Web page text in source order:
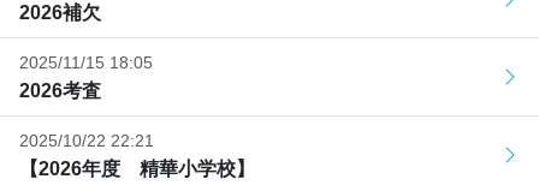
2026補欠
2025/11/15 18:05
2026考査
2025/10/22 22:21
【2026年度 精華小学校】